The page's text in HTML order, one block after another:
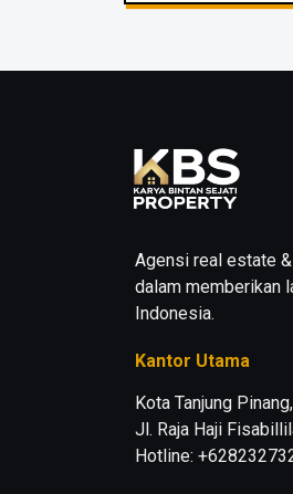
Agensi real estate
dalam memberikan
Indonesia.
Kantor Utama
Kota Tanjung
Jl. Raja Haji
Hotline: